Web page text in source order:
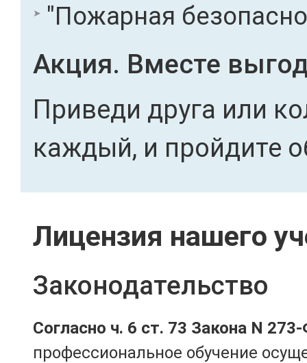
"Пожарная
Акция. Вместе
Приведи друга или
каждый, и пройдите
Лицензия нашего
Законодательство
Согласно ч. 6 ст. 73 Закона N
профессиональное обучение